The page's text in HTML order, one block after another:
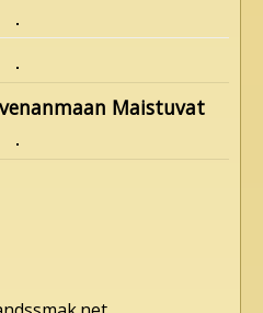
Maistuvat